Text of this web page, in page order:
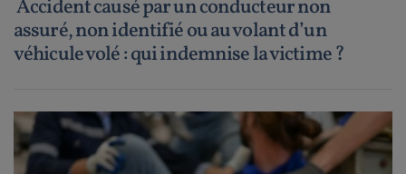
Accident causé par un conducteur non
assuré, non identifié ou au volant d’un
véhicule volé : qui indemnise la victime ?